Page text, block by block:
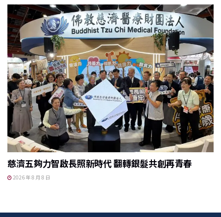
慈濟五夠力智啟長照新時代 翻轉銀髮共創再青春
2026 年 8 月 8 日